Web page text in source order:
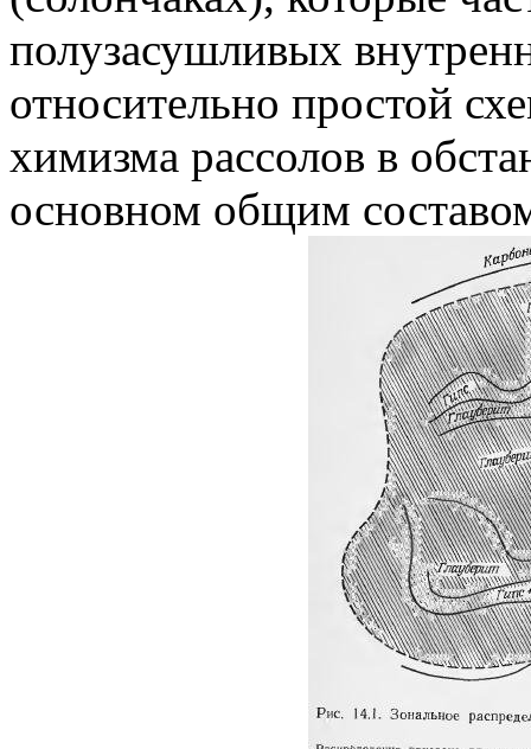
полузасушливых
относительно простой
химизма рассолов в
основном общим